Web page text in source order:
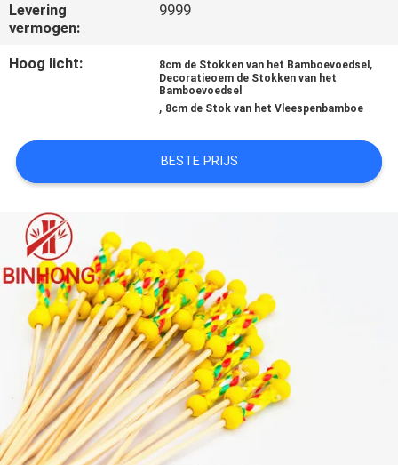
SITEMAP
PRIVACY
Levering
vermogen:
9999
Hoog licht: 8cm de Stokken van het Bamboevoedsel ,
Decoratieoem de Stokken van het
Bamboevoedsel
, 8cm de Stok van het Vleespenbamboe
BESTE PRIJS